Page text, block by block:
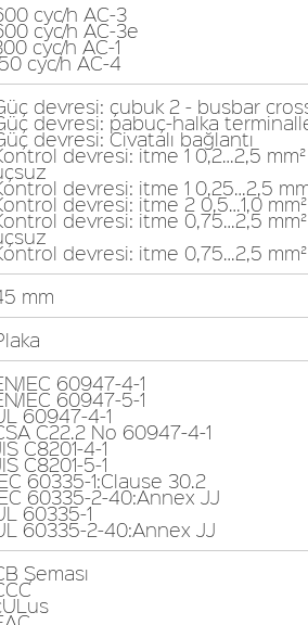
cyc/h AC-3
cyc/h AC-3e
cyc/h AC-1
cyc/h AC-4
devresi: çubuk 2 - busbar
devresi: pabuç-halka
devresi: Civatalı bağlantı
devresi: itme 1 0,2…2,5
devresi: itme 1 0,25…2,5
devresi: itme 2 0,5…1,0
devresi: itme 0,75…2,5
devresi: itme 0,75…2,5
mm
IEC 60947-4-1
IEC 60947-5-1
60947-4-1
C22.2 No 60947-4-1
C8201-4-1
C8201-5-1
60335-1:Clause 30.2
60335-2-40:Annex JJ
60335-1
60335-2-40:Annex JJ
Şeması